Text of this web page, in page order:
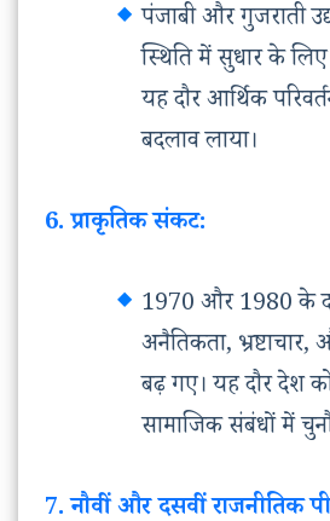
पंजाबी और गुजराती
स्थिति में सुधार के
यह दौर आर्थिक
बदलाव लाया।
6. प्राकृतिक संकट:
1970 और 1980 के
अनैतिकता,
बढ़ गए। यह दौर देश
सामाजिक संबंधों में
7. नौवीं और दसवीं राजनीतिक